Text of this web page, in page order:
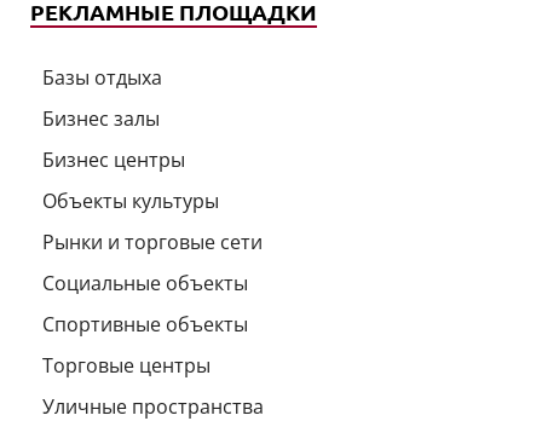
РЕКЛАМНЫЕ ПЛОЩАДКИ
Базы отдыха
Бизнес залы
Бизнес центры
Объекты культуры
Рынки и торговые сети
Социальные объекты
Спортивные объекты
Торговые центры
Уличные пространства